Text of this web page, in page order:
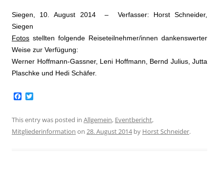
Siegen , 10. August 2014 – Verfasser: Horst Schneider,
Siegen
Fotos stellten folgende Reiseteilnehmer/innen dankenswerter
Weise zur Verfügung:
Werner Hoffmann-Gassner, Leni Hoffmann, Bernd Julius, Jutta
Plaschke und Hedi Schäfer.
e
b
o
t
t
e
This entry was posted in Allgemein, Eventbericht,
Mitgliederinformation on 28. August 2014by Horst Schneider.